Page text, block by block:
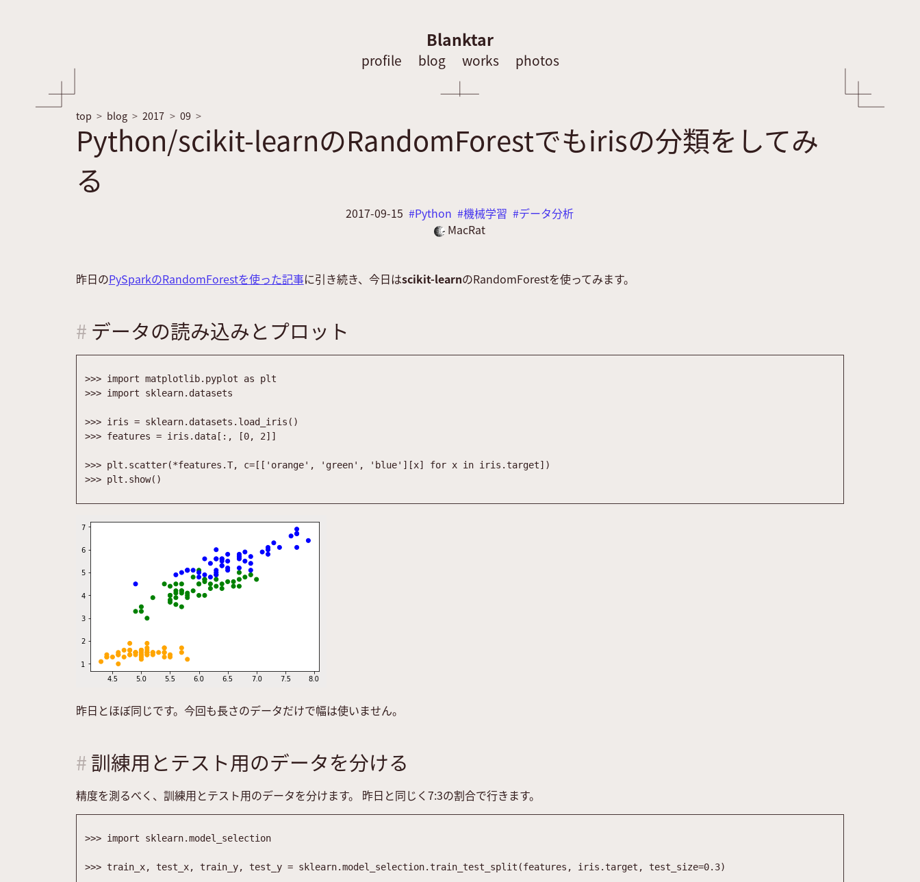
Blanktar
profile blog works photos
top blog 2017 09
Python/scikit-learnのRandomForestでもirisの分類をしてみ
る
2017-09-15 Python 機械学習
データ分析
MacRat
昨日のPySparkのRandomForestを使った記事に引き続き、今日はscikit-learnのRandomForestを使ってみます。
データの読み込みとプロット
>>> import matplotlib. pyplot as
plt
>>> import sklearn. datasets
>>> iris = sklearn. datasets . load_iris ( )
>>> features = iris . data[ : , [0, 2] ]
>>> plt . scatter(*features .T, c=[ [ ' orange' , ' green' , ' blue' ] [x] for x in iris . target] )
>>> plt . show( )
昨日とほぼ同じです。今回も長さのデータだけで幅は使いません。
訓練用とテスト用のデータを分ける
精度を測るべく、訓練用とテスト用のデータを分けます。 昨日と同じく7:3の割合で行きます。
>>> import sklearn.model_selection
>>> train_x, test_x, train_y, test_y = sklearn.model_selection. train_test_split (features , iris . target , test_size=0.3)